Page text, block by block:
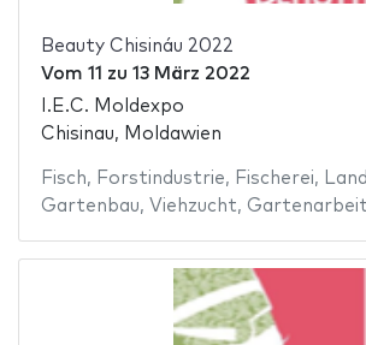
Beauty Chisináu 2022
Vom 11 zu 13 März 2022
I.E.C. Moldexpo
Chisinau, Moldawien
Fisch, Forstindustrie, Fischerei,
Gartenbau, Viehzucht, Gartenarbeit